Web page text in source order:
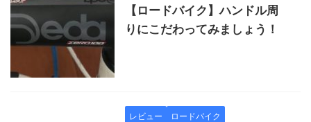
【ロードバイク】ハンドル周
りにこだわってみましょう！
レビュー ロードバイク